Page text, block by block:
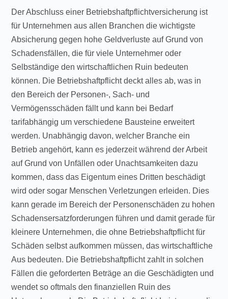
Der Abschluss einer Betriebshaftpflichtversicherung ist
für Unternehmen aus allen Branchen die wichtigste
Absicherung gegen hohe Geldverluste auf Grund von
Schadensfällen, die für viele Unternehmer oder
Selbständige den wirtschaftlichen Ruin bedeuten
können. Die Betriebshaftpflicht deckt alles ab, was in
den Bereich der Personen-, Sach- und
Vermögensschäden fällt und kann bei Bedarf
tarifabhängig um verschiedene Bausteine erweitert
werden. Unabhängig davon, welcher Branche ein
Betrieb angehört, kann es jederzeit während der Arbeit
auf Grund von Unfällen oder Unachtsamkeiten dazu
kommen, dass das Eigentum eines Dritten beschädigt
wird oder sogar Menschen Verletzungen erleiden. Dies
kann gerade im Bereich der Personenschäden zu hohen
Schadensersatzforderungen führen und damit gerade für
kleinere Unternehmen, die ohne Betriebshaftpflicht für
Schäden selbst aufkommen müssen, das wirtschaftliche
Aus bedeuten. Die Betriebshaftpflicht zahlt in solchen
Fällen die geforderten Beträge an die Geschädigten und
wendet so oftmals den finanziellen Ruin des